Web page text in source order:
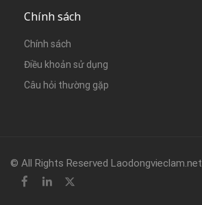
Chính sách
Chính sách
Điều khoản sử dụng
Câu hỏi thường gặp
© All Rights Reserved Laodongvieclam.net